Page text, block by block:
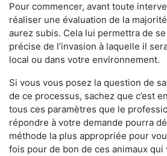
Pour commencer, avant toute
réaliser une évaluation de la
aurez subis. Cela lui permettra de
précise de l’invasion à laquelle il
local ou dans votre environnement.
Si vous vous posez la question de
de ce processus, sachez que c’est
tous ces paramètres que le
répondre à votre demande pourra
méthode la plus appropriée pour
fois pour de bon de ces animaux